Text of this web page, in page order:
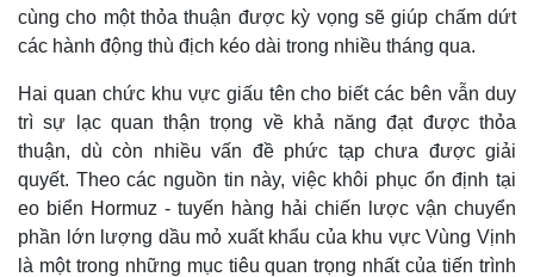
Thế giới
Cuộc sống đó đây
Hồ sơ
Multimedia
Ảnh
E-Magazine
Infographic
cùng cho một thỏa thuận được kỳ vọng sẽ giúp chấm dứt
các hành động thù địch kéo dài trong nhiều tháng qua.
Hai quan chức khu vực giấu tên cho biết các bên vẫn duy
trì sự lạc quan thận trọng về khả năng đạt được thỏa
thuận, dù còn nhiều vấn đề phức tạp chưa được giải
quyết. Theo các nguồn tin này, việc khôi phục ổn định tại
eo biển Hormuz - tuyến hàng hải chiến lược vận chuyển
phần lớn lượng dầu mỏ xuất khẩu của khu vực Vùng Vịnh
là một trong những mục tiêu quan trọng nhất của tiến trình